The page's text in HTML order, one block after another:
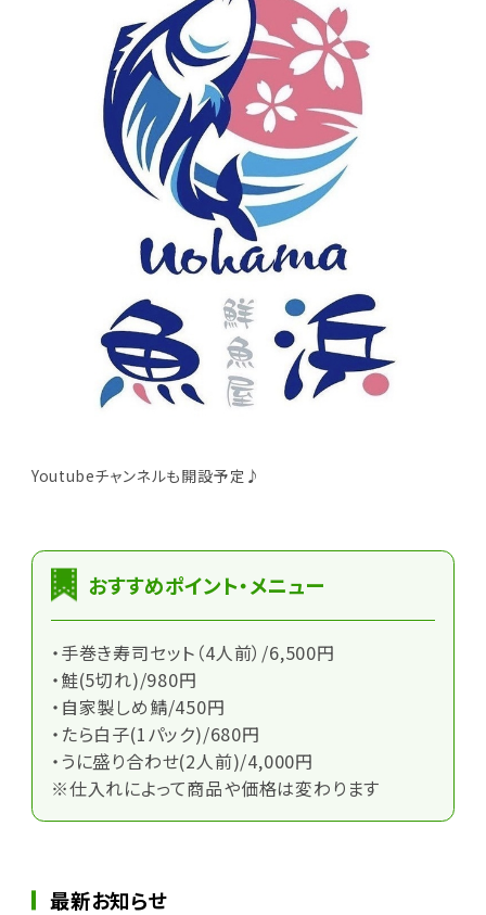
Youtubeチャンネルも開設予定♪
おすすめポイント・メニュー
・手巻き寿司セット（4人前）/6,500円
・鮭(5切れ)/980円
・自家製しめ鯖/450円
・たら白子(1パック)/680円
・うに盛り合わせ(2人前)/4,000円
※仕入れによって商品や価格は変わります
最新お知らせ